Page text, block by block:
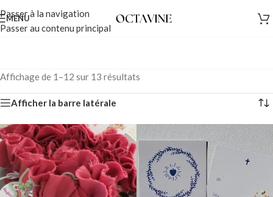
Passer à la navigation
Passer au contenu principal
MENU
Affichage de 1–12 sur 13 résultats
Afficher la barre latérale